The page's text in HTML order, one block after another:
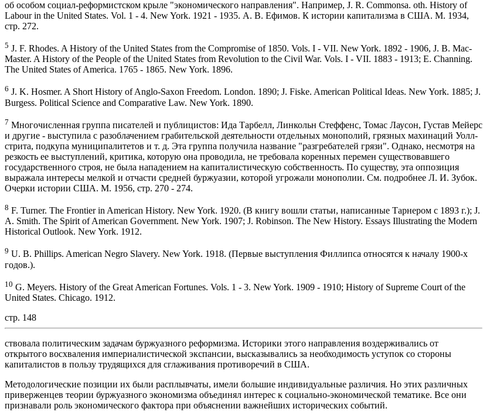
об особом социал-реформистском крыле "экономического направления". Например, J. R. Commonsa. oth. History of
Labour in the United States. Vol. 1 - 4. New York. 1921 - 1935. А. В. Ефимов. К истории капитализма в США. М. 1934,
стр. 272.
5 J. F. Rhodes. A History of the United States from the Compromise of 1850. Vols. I - VII. New York. 1892 - 1906, J. B. Mac-
Master. A History of the People of the United States from Revolution to the Civil War. Vols. I - VII. 1883 - 1913; E. Channing.
The United States of America. 1765 - 1865. New York. 1896.
6 J. K. Hosmer. A Short History of Anglo-Saxon Freedom. London. 1890; J. Fiske. American Political Ideas. New York. 1885; J.
Burgess. Political Science and Comparative Law. New York. 1890.
7 Многочисленная группа писателей и публицистов: Ида Тарбелл, Линкольн Стеффенс, Томас Лаусон, Густав Мейерс
и другие - выступила с разоблачением грабительской деятельности отдельных монополий, грязных махинаций Уолл-
стрита, подкупа муниципалитетов и т. д. Эта группа получила название "разгребателей грязи". Однако, несмотря на
резкость ее выступлений, критика, которую она проводила, не требовала коренных перемен существовавшего
государственного строя, не была нападением на капиталистическую собственность. По существу, эта оппозиция
выражала интересы мелкой и отчасти средней буржуазии, которой угрожали монополии. См. подробнее Л. И. Зубок.
Очерки истории США. М. 1956, стр. 270 - 274.
8 F. Turner. The Frontier in American History. New York. 1920. (В книгу вошли статьи, написанные Тарнером с 1893 г.); J.
A. Smith. The Spirit of American Government. New York. 1907; J. Robinson. The New History. Essays Illustrating the Modern
Historical Outlook. New York. 1912.
9 U. B. Phillips. American Negro Slavery. New York. 1918. (Первые выступления Филлипса относятся к началу 1900-х
годов.).
10 G. Meyers. History of the Great American Fortunes. Vols. 1 - 3. New York. 1909 - 1910; History of Supreme Court of the
United States. Chicago. 1912.
стр. 148
ствовала политическим задачам буржуазного реформизма. Историки этого направления воздерживались от
открытого восхваления империалистической экспансии, высказывались за необходимость уступок со стороны
капиталистов в пользу трудящихся для сглаживания противоречий в США.
Методологические позиции их были расплывчаты, имели большие индивидуальные различия. Но этих различных
приверженцев теории буржуазного экономизма объединял интерес к социально-экономической тематике. Все они
признавали роль экономического фактора при объяснении важнейших исторических событий.